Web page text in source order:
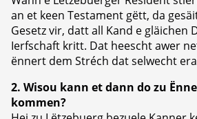
an et keen Testament gëtt, da
Gesetz vir, datt all Kand e gläichen
Ierfschaft kritt. Dat heescht awer
ënnert dem Stréch dat selwecht
2. Wisou kann et dann do zu
kommen?